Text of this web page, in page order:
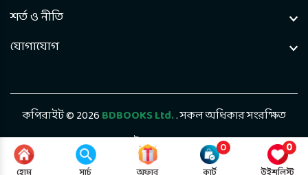
0 0
শর্ত ও নীতি
যোগাযোগ
কপিরাইট © 2026BDBOOKS Ltd.. সকল অধিকার সংরক্ষিত
ডেভেলপড বাইBintel Future Tech